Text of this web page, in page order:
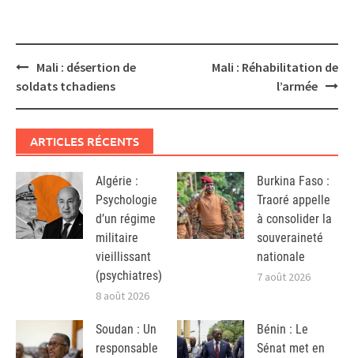
Post
navigation
Mali : désertion de
soldats tchadiens
Mali : Réhabilitation de
l’armée
ARTICLES RÉCENTS
Algérie :
Psychologie
d’un régime
militaire
vieillissant
(psychiatres)
8 août 2026
Burkina Faso :
Traoré appelle
à consolider la
souveraineté
nationale
7 août 2026
Soudan : Un
responsable
Bénin : Le
Sénat met en